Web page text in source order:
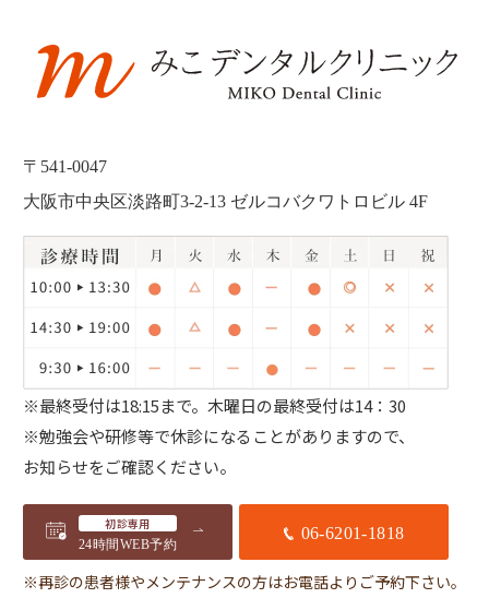
〒541-0047
大阪市中央区淡路町3-2-13 ゼルコバクワトロビル 4F
※最終受付は18:15まで。 木曜日の最終受付は14：30
※勉強会や研修等で休診になることがありますので、
お知らせをご確認ください。
初診専用
24時間WEB予約
06-6201-1818
※再診の患者様やメンテナンスの方はお電話よりご予約下さい。